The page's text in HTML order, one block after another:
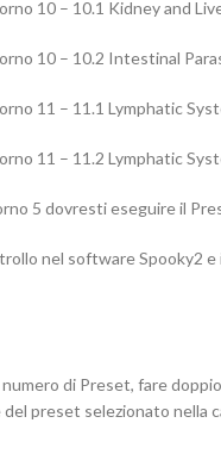
10 – 10.1 Kidney and
10 – 10.2 Intestinal
11 – 11.1 Lymphatic
11 – 11.2 Lymphatic
5 dovresti eseguire il
nel software Spooky2
di Preset, fare
preset selezionato nella